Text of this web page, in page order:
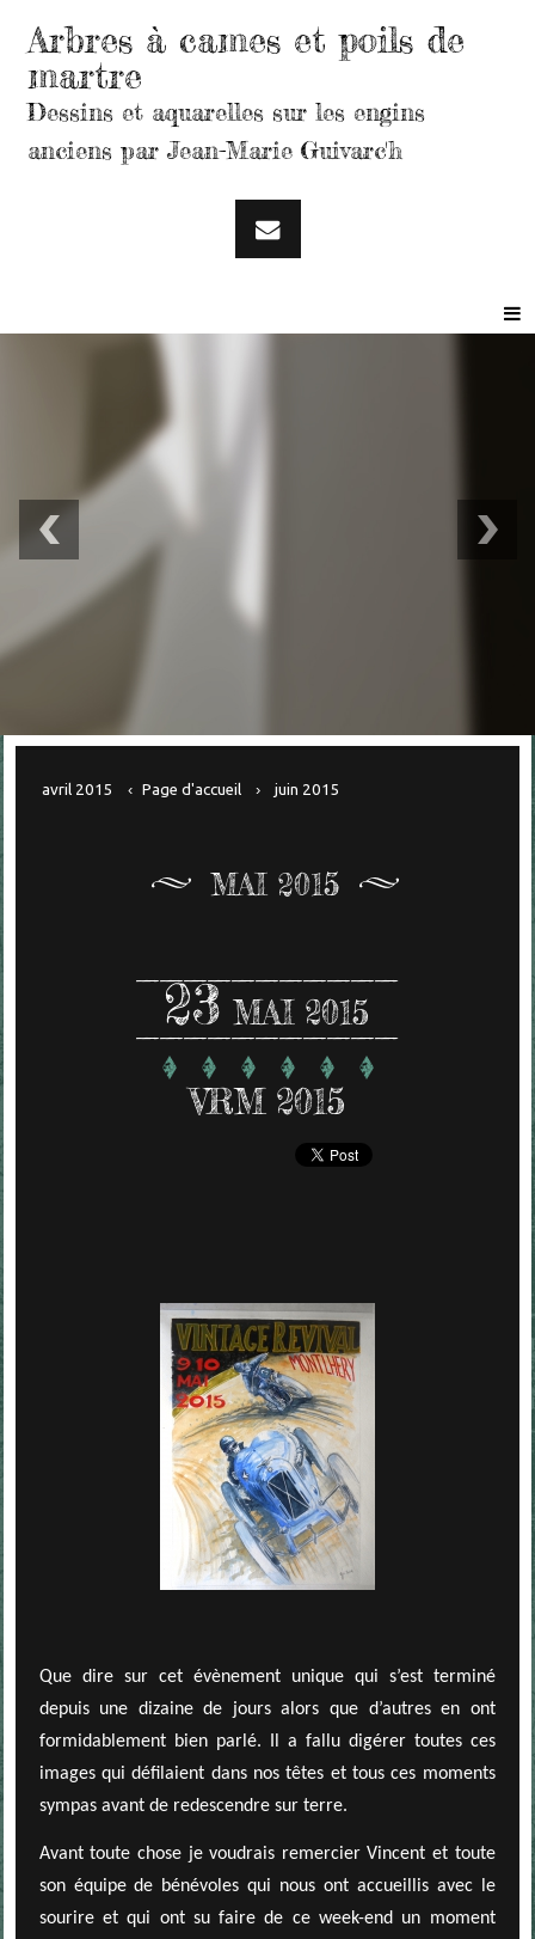
Arbres à cames et poils de
martre
Dessins et aquarelles sur les engins
anciens par Jean-Marie Guivarc'h
avril 2015 Page d'accueil juin 2015
MAI 2015
23 MAI 2015
VRM 2015
Que dire sur cet évènement unique qui s’est terminé
depuis une dizaine de jours alors que d’autres en ont
formidablement bien parlé. Il a fallu digérer toutes ces
images qui défilaient dans nos têtes et tous ces moments
sympas avant de redescendre sur terre.
Avant toute chose je voudrais remercier Vincent et toute
son équipe de bénévoles qui nous ont accueillis avec le
sourire et qui ont su faire de ce week-end un moment